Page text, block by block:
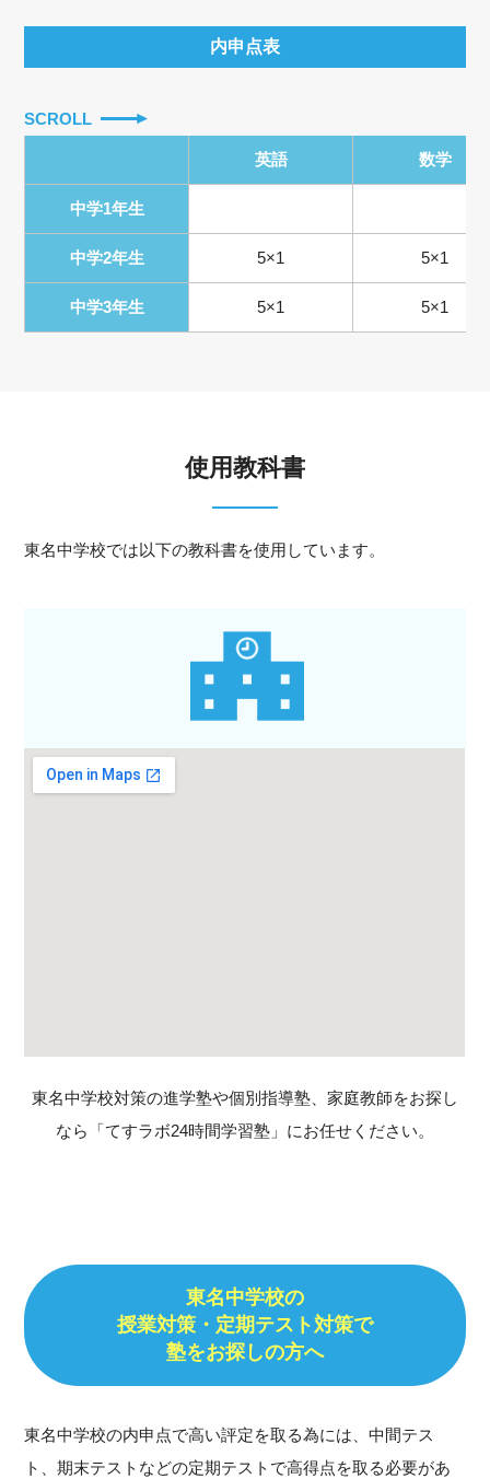
内申点表
SCROLL
英語 数学
中学1年生
中学2年生 5×1 5×1
中学3年生 5×1 5×1
使用教科書
東名中学校では以下の教科書を使用しています。
東名中学校対策の進学塾や個別指導塾、家庭教師をお探し
なら「てすラボ24時間学習塾」にお任せください。
東名中学校の
授業対策・定期テスト対策で
塾をお探しの方へ
東名中学校の内申点で高い評定を取る為には、中間テス
ト、期末テストなどの定期テストで高得点を取る必要があ